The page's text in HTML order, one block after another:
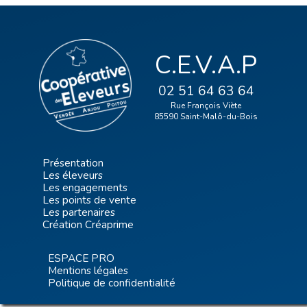
C.E.V.A.P
02 51 64 63 64
Rue François Viète
85590 Saint-Malô-du-Bois
Présentation
Les éleveurs
Les engagements
Les points de vente
Les partenaires
Création Créaprime
ESPACE PRO
Mentions légales
Politique de confidentialité